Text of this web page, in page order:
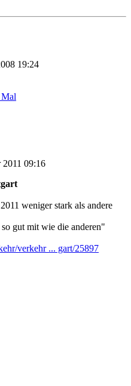
19:24
2011 09:16
weniger stark als andere
gut mit wie die anderen"
verkehr ... gart/25897